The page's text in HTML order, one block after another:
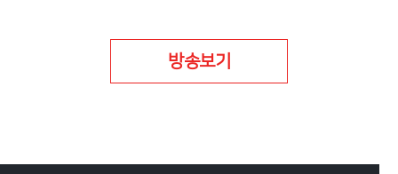
방송보기